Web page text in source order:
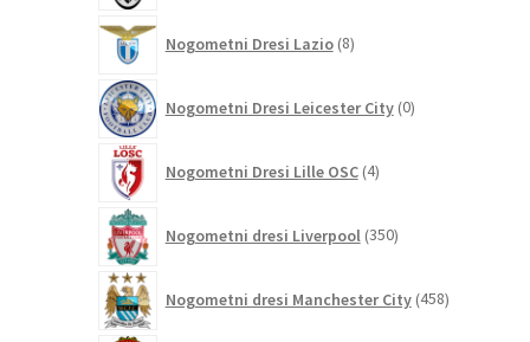
Nogometni Dresi Lazio 8izdelkov
Nogometni Dresi Leicester City 0izdelkov
Nogometni Dresi Lille OSC 4izdelki
Nogometni dresi Liverpool 350izdelkov
Nogometni dresi Manchester City 458izdelkov